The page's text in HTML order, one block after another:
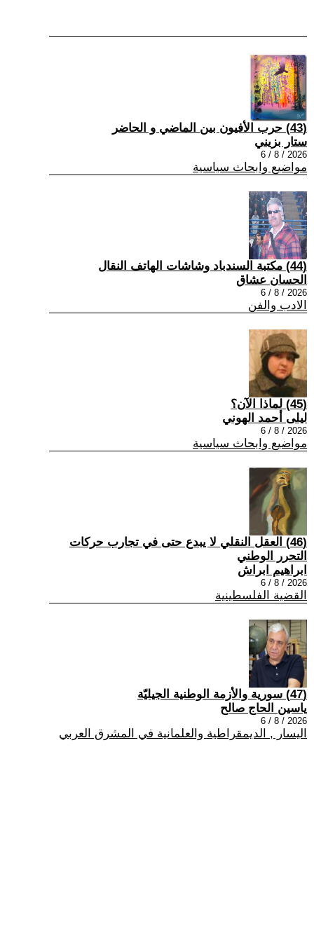
(43) حرب الأفيون بين الماضي و الحاضر
ستار بزيني
2026 / 8 / 6
مواضيع وابحاث سياسية
(44) مكتبة السندباد وشاشات الهاتف النقال
الحسان عشاق
2026 / 8 / 6
الادب والفن
(45) لماذا الآن؟
ليلى أحمد الهوني
2026 / 8 / 6
مواضيع وابحاث سياسية
(46) العقل النقلي لا يبدع حتى في تجارب حركات
التحرر الوطني
ابراهيم ابراش
2026 / 8 / 6
القضية الفلسطينية
(47) سورية والأزمة الوطنية الجيليّة
ياسين الحاج صالح
2026 / 8 / 6
اليسار , الديمقراطية والعلمانية في المشرق العربي